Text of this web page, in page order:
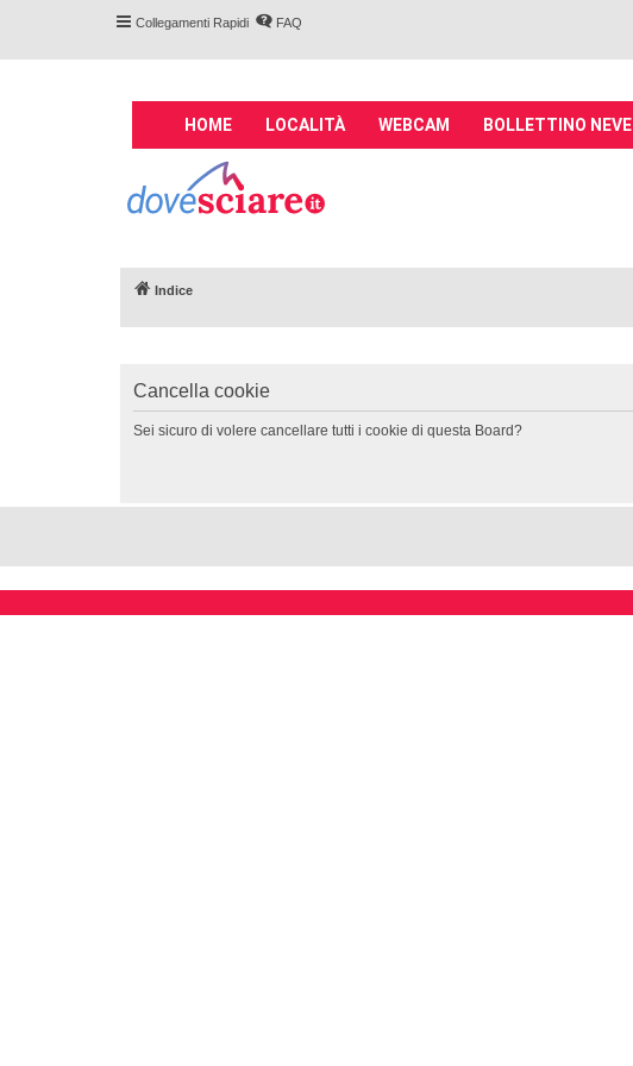
Collegamenti Rapidi FAQ
M
n
n
v
i
g
i
o
HOME LOCALITÀ WEBCAM BOLLETTINO NEVE
Indice
Cancella cookie
Sei sicuro di volere cancellare tutti i cookie di questa Board?